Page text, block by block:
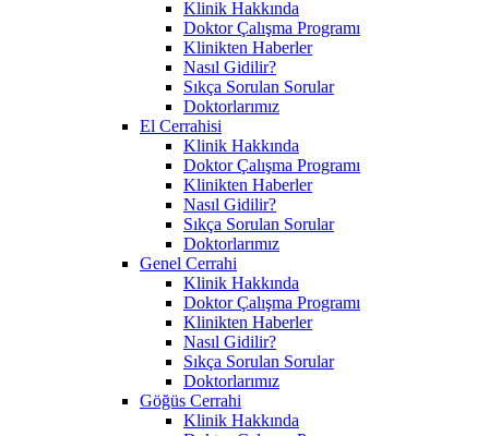
Klinik Hakkında
Doktor Çalışma Programı
Klinikten Haberler
Nasıl Gidilir?
Sıkça Sorulan Sorular
Doktorlarımız
El Cerrahisi
Klinik Hakkında
Doktor Çalışma Programı
Klinikten Haberler
Nasıl Gidilir?
Sıkça Sorulan Sorular
Doktorlarımız
Genel Cerrahi
Klinik Hakkında
Doktor Çalışma Programı
Klinikten Haberler
Nasıl Gidilir?
Sıkça Sorulan Sorular
Doktorlarımız
Göğüs Cerrahi
Klinik Hakkında